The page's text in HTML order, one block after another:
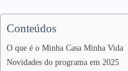
Conteúdos
O que é o Minha Casa Minha Vida
Novidades do programa em 2025